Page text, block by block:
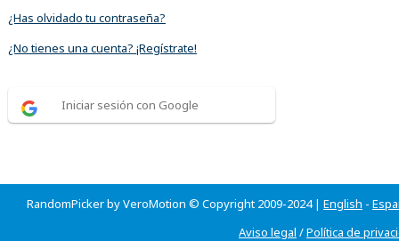
¿Has olvidado tu contraseña?
¿No tienes una cuenta? ¡Regístrate!
Iniciar sesión con Google
RandomPicker by VeroMotion © Copyright 2009-2024 | English -
Aviso legal /Política de